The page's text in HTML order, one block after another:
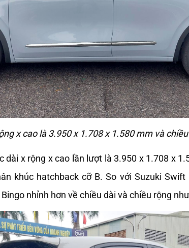
x cao là 3.950 x 1.708 x 1.580 mm và
dài x rộng x cao lần lượt là 3.950 x 1.708 x
khúc hatchback cỡ B. So với Suzuki
nhỉnh hơn về chiều dài và chiều rộng